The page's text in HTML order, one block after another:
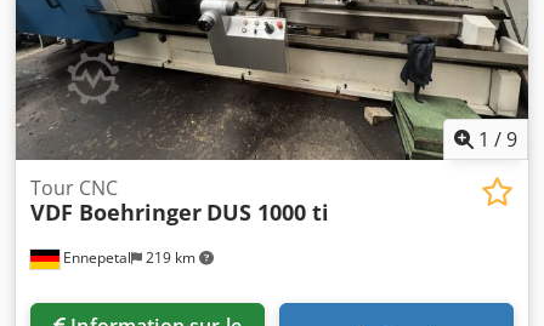
1 /9
Ennepetal 219 km
Tour CNC
VDF Boehringer DUS 1000 ti